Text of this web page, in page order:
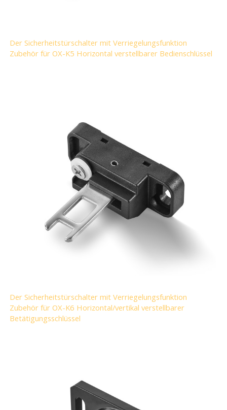
Der Sicherheitstürschalter mit Verriegelungsfunktion
Zubehör für OX-K5 Horizontal verstellbarer Bedienschlüssel
Der Sicherheitstürschalter mit Verriegelungsfunktion
Zubehör für OX-K6 Horizontal/vertikal verstellbarer
Betätigungsschlüssel